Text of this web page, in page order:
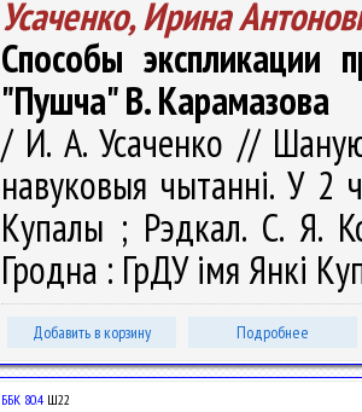
Усаченко, Ирина
Способы экспликации
"Пушча" В. Карамазова
/ И. А. Усаченко //
навуковыя чытаннi. У 2
Купалы ; Рэдкал. С. Я.
Гродна : ГрДУ імя Янкі
Добавить в корзину Подробнее
ББК 80.4 Ш22